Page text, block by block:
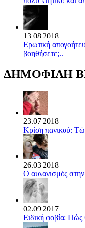
13.08.2018
Ερωτική
βοηθήσετε;...
ΔΗΜΟΦΙΛΗ
23.07.2018
Κρίση πανικού:
26.03.2018
Ο αυνανισμός στην
02.09.2017
Ειδική φοβία: Πώς